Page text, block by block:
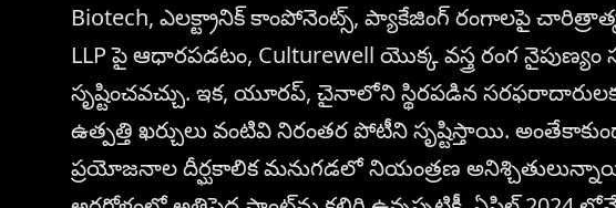
Biotech, ఎలక్ట్రానిక్ కాంపోనెంట్స్, ప్యాకేజింగ్ రంగాలపై
LLP పై ఆధారపడటం, Culturewell యొక్క వస్త్ర రంగ
సృష్టించవచ్చు. ఇక, యూరప్, చైనాలోని స్థిరపడిన
ఉత్పత్తి ఖర్చులు వంటివి నిరంతర పోటీని సృష్టిస్తాయి.
ప్రయోజనాల దీర్ఘకాలిక మనుగడలో నియంత్రణ